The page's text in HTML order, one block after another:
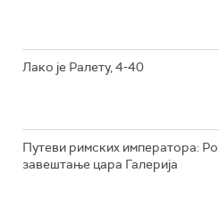
Лако је Ралету, 4-40
Путеви римских императора:
завештање цара Галерија